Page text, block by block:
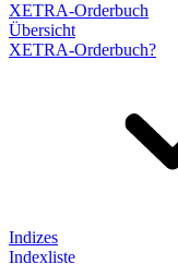
XETRA-Orderbuch
Übersicht
XETRA-Orderbuch?
Indizes
Indexliste